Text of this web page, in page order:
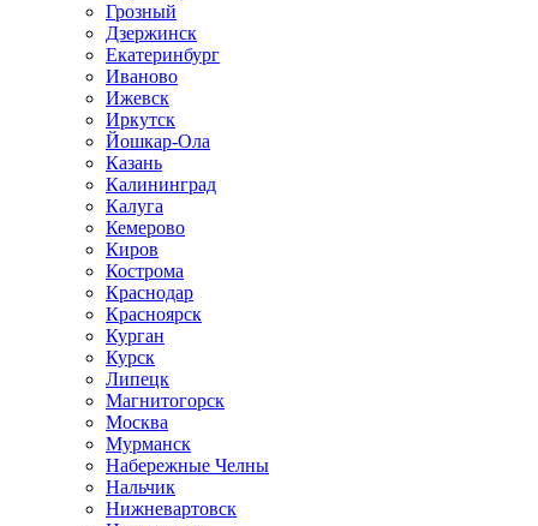
Грозный
Дзержинск
Екатеринбург
Иваново
Ижевск
Иркутск
Йошкар-Ола
Казань
Калининград
Калуга
Кемерово
Киров
Кострома
Краснодар
Красноярск
Курган
Курск
Липецк
Магнитогорск
Москва
Мурманск
Набережные Челны
Нальчик
Нижневартовск